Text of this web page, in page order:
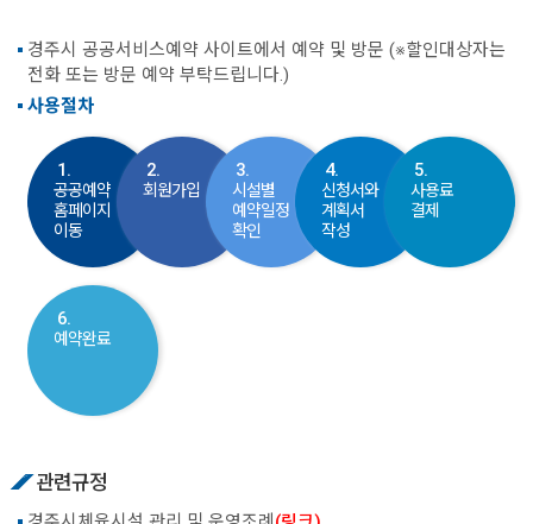
경주시 공공서비스예약 사이트에서 예약 및 방문 (※할인대상자는
전화 또는 방문 예약 부탁드립니다.)
사용절차
1.
공공예약
홈페이지
이동
2.
회원가입
3.
시설별
예약일정
확인
4.
신청서와
계획서
작성
5.
사용료
결제
6.
예약완료
관련규정